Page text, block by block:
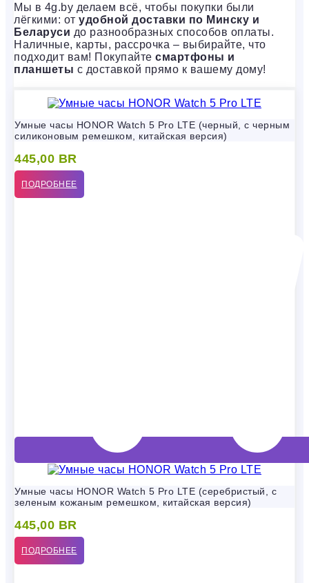
Мы в 4g.by делаем всё, чтобы покупки были
лёгкими: от удобной доставки по Минску и
Беларуси до разнообразных способов оплаты.
Наличные, карты, рассрочка – выбирайте, что
подходит вам! Покупайте смартфоны и
планшеты с доставкой прямо к вашему дому!
Умные часы HONOR Watch 5 Pro LTE (черный, с черным
силиконовым ремешком, китайская версия)
445,00 BR
ПОДРОБНЕЕ
Умные часы HONOR Watch 5 Pro LTE (серебристый, с
зеленым кожаным ремешком, китайская версия)
445,00 BR
ПОДРОБНЕЕ